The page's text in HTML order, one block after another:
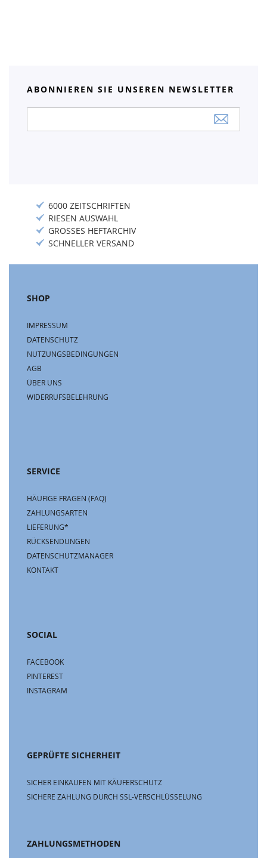
ABONNIEREN SIE UNSEREN NEWSLETTER
Newsletter:
6000 ZEITSCHRIFTEN
RIESEN AUSWAHL
GROSSES HEFTARCHIV
SCHNELLER VERSAND
SHOP
IMPRESSUM
DATENSCHUTZ
NUTZUNGSBEDINGUNGEN
AGB
ÜBER UNS
WIDERRUFSBELEHRUNG
SERVICE
HÄUFIGE FRAGEN (FAQ)
ZAHLUNGSARTEN
LIEFERUNG*
RÜCKSENDUNGEN
DATENSCHUTZMANAGER
KONTAKT
SOCIAL
FACEBOOK
PINTEREST
INSTAGRAM
GEPRÜFTE SICHERHEIT
SICHER EINKAUFEN MIT KÄUFERSCHUTZ
SICHERE ZAHLUNG DURCH SSL-VERSCHLÜSSELUNG
ZAHLUNGSMETHODEN